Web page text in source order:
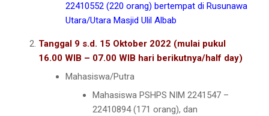
22410552 (220 orang) bertempat di Rusunawa
Utara/Utara Masjid Ulil Albab
Tanggal 9 s.d. 15 Oktober 2022 (mulai pukul
16.00 WIB – 07.00 WIB hari berikutnya/half day)
Mahasiswa/Putra
Mahasiswa PSHPS NIM 2241547 –
22410894 (171 orang), dan